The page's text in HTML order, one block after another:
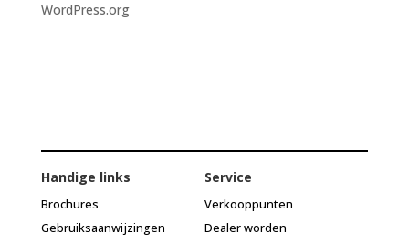
WordPress.org
Handige links
Brochures
Gebruiksaanwijzingen
Service
Verkooppunten
Dealer worden